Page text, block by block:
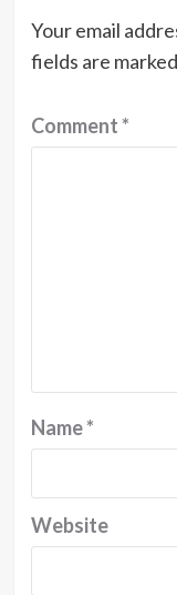
Your email
fields are marked
Comment*
Name*
Website